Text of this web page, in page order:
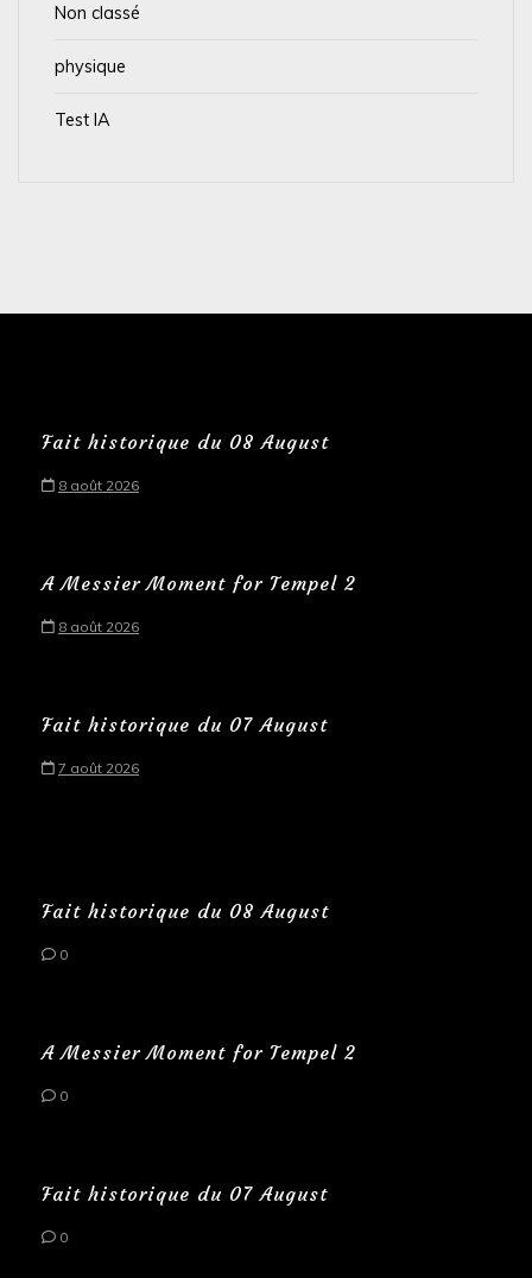
Non classé
physique
Test IA
Fait historique du 08 August
8 août 2026
A Messier Moment for Tempel 2
8 août 2026
Fait historique du 07 August
7 août 2026
Fait historique du 08 August
0
A Messier Moment for Tempel 2
0
Fait historique du 07 August
0